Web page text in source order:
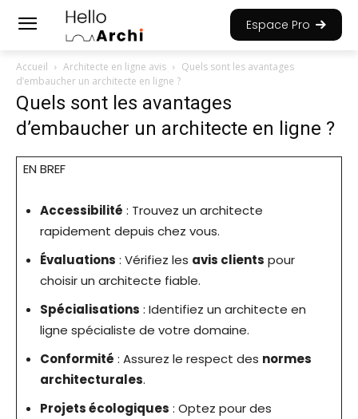
Espace Pro
Accueil Architecte en ligne avis
Quels sont les avantages
d’embaucher un architecte en ligne ?
Quels sont les avantages
d’embaucher un architecte en ligne ?
EN BREF
Accessibilité : Trouvez un architecte
rapidement depuis chez vous.
Évaluations : Vérifiez les avis clients pour
choisir un architecte fiable.
Spécialisations : Identifiez un architecte en
ligne spécialiste de votre domaine.
Conformité : Assurez le respect des normes
architecturales.
Projets écologiques : Optez pour des